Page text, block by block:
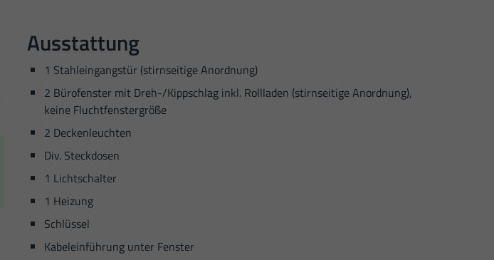
Ausstattung
1 Stahleingangstür (stirnseitige Anordnung)
2 Bürofenster mit Dreh-/Kippschlag inkl. Rollladen (stirnseitige Anordnung),
keine Fluchtfenstergröße
2 Deckenleuchten
Div. Steckdosen
1 Lichtschalter
1 Heizung
Schlüssel
Kabeleinführung unter Fenster